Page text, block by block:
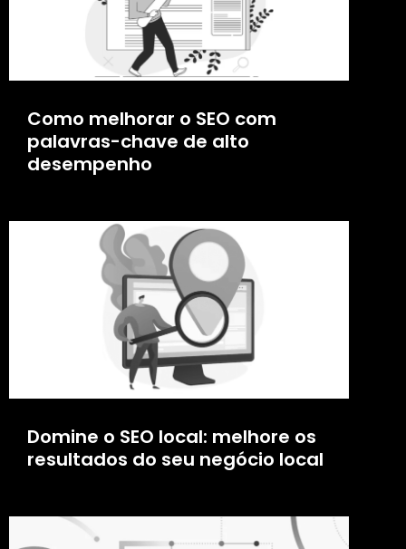
Como melhorar o SEO com
palavras-chave de alto
desempenho
Domine o SEO local: melhore os
resultados do seu negócio local